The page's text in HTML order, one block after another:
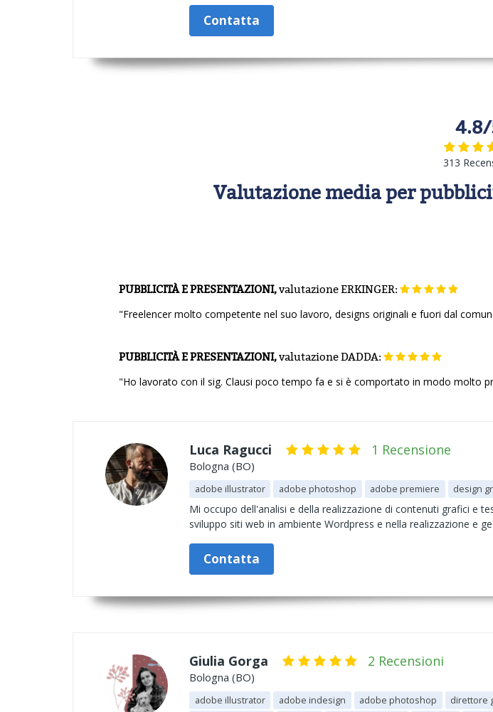
Contatta
313
Valutazione media per
PUBBLICITÀ E PRESENTAZIONI,valutazioneERKINGER:
"Freelencer molto competente nel suo lavoro, designs originali e fuori dal
PUBBLICITÀ E PRESENTAZIONI,valutazioneDADDA:
"Ho lavorato con il sig. Clausi poco tempo fa e si è comportato in modo molto
Luca Ragucci 1 Recensione
Bologna (BO)
adobe illustrator adobe photoshop adobe premiere design
Mi occupo dell'analisi e della realizzazione di contenuti grafici e
sviluppo siti web in ambiente Wordpress e nella realizzazione e
Contatta
Giulia Gorga 2 Recensioni
Bologna (BO)
adobe illustrator adobe indesign adobe photoshop direttore